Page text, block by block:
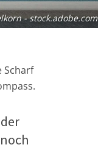
- stock.adobe.com
Scharf